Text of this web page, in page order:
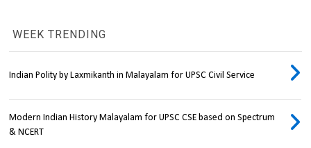
WEEK TRENDING
Indian Polity by Laxmikanth in Malayalam for UPSC Civil Service
Modern Indian History Malayalam for UPSC CSE based on Spectrum
& NCERT